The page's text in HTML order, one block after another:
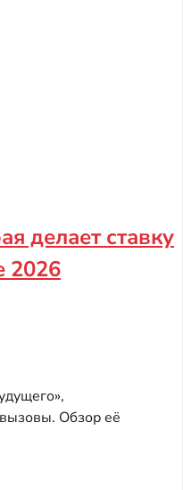
делает ставку
2026
Обзор её